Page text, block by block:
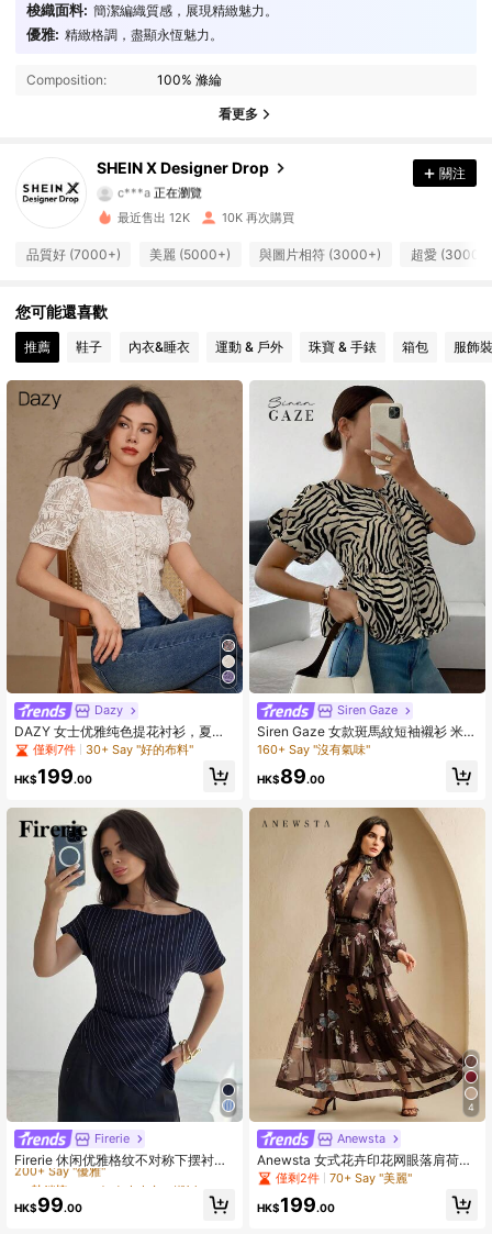
梭織面料: 簡潔編織質感，展現精緻魅力。
優雅: 精緻格調，盡顯永恆魅力。
Composition: 100% 滌綸
看更多
SHEIN X Designer Drop
167K 追蹤者
4.91
c***a 正在瀏覽
4.91
167K 追蹤者
4.91 167K 追蹤者
4.91 167K 追蹤者
4.91 167K 追蹤者
4.91 167K 追蹤者
4.91 167K 追蹤者
關注
最近售出 12K 10K 再次購買
品質好 (7000+) 美麗 (5000+) 與圖片相符 (3000+) 超愛 (3000+)
您可能還喜歡
推薦 鞋子 內衣&睡衣 運動 & 戶外 珠寶 & 手錶 箱包 服飾
Dazy
DAZY 女士优雅纯色提花衬衫，夏
季，娃娃衫可爱上衣
僅剩7件 30+ Say "好的布料"
HK$199.00
Firerie
Firerie 休闲优雅格纹不对称下摆衬
衫，适合通勤、日常休闲和时尚商务
穿着/秋季女装/返校季/女教师/外出上
衣/商务休闲女装/条纹衬衫/商务休闲
#1 熱銷榜 Top
200+ Say "優雅"
#1 熱銷榜 Top
200+ Say "優雅"
#1 熱銷榜 Top
200+ Say "優雅"
#1 熱銷榜 Top
HK$99.00
Siren Gaze
Siren Gaze 女款斑馬紋短袖襯衫 米色
優雅V領上衣 附領結與泡泡袖 可愛荷
葉邊下擺 休閒夏季早午餐上衣 標準版
型
160+ Say "沒有氣味"
HK$89.00
4
Anewsta
Anewsta 女式花卉印花网眼落肩荷叶
边宽松时尚衬衫
僅剩2件 70+ Say "美麗"
HK$199.00